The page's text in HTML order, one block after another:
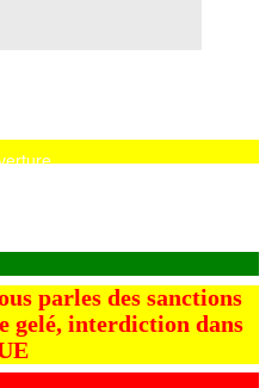
parles des sanctions
gelé, interdiction dans